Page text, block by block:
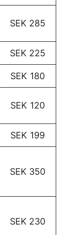
SEK 285
SEK 225
SEK 180
SEK 120
SEK 199
SEK 350
SEK 230